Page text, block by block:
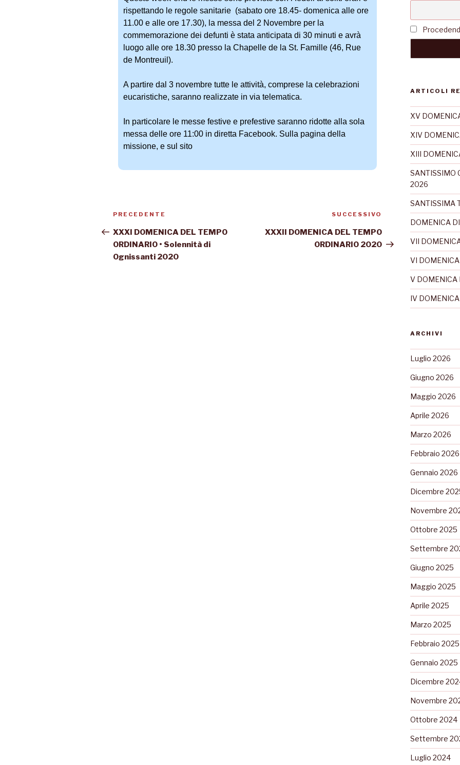
a
rispettando le regole sanitarie (sabato ore 18.45- domenica alle ore
11.00 e alle ore 17.30), la messa del 2 Novembre per la
commemorazione dei defunti è stata anticipata di 30 minuti e avrà
luogo alle ore 18.30 presso la Chapelle de la St. Famille (46, Rue
de Montreuil).
A partire dal 3 novembre tutte le attività, comprese la celebrazioni
eucaristiche, saranno realizzate in via telematica.
In particolare le messe festive e prefestive saranno ridotte alla sola
messa delle ore 11:00 in diretta Facebook. Sulla pagina della
missione, e sul sito
PRECEDENTE
XXXI DOMENICA DEL TEMPO
ORDINARIO • Solennità di
Ognissanti 2020
SUCCESSIVO
XXXII DOMENICA DEL TEMPO
ORDINARIO 2020
ARTICOLI
XV
XIV
XIII
SANTISSIMO
2026
SANTISSIMA
DOMENICA
VII
VI
V DOMENICA
IV
ARCHIVI
Luglio 2026
Giugno 2026
Maggio 2026
Aprile 2026
Marzo 2026
Febbraio 2026
Gennaio 2026
Dicembre
Novembre
Ottobre 2025
Settembre
Giugno 2025
Maggio 2025
Aprile 2025
Marzo 2025
Febbraio 2025
Gennaio 2025
Dicembre
Novembre
Ottobre 2024
Settembre
Luglio 2024